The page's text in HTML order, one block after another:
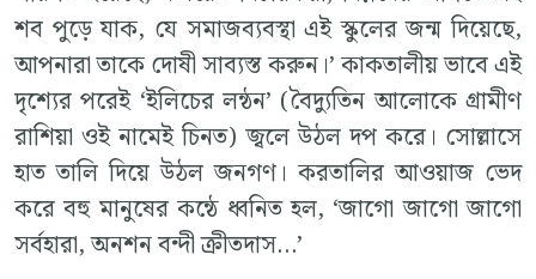
শব পুড়ে যাক, যে সমাজব্যবস্থা এই স্কুলের জন্ম দিয়েছে,
আপনারা তাকে দোষী সাব্যস্ত করুন।’ কাকতালীয় ভাবে এই
দৃশ্যের পরেই ‘ইলিচের লন্ঠন’ (বৈদ্যুতিন আলোকে গ্রামীণ
রাশিয়া ওই নামেই চিনত) জ্বলে উঠল দপ করে। সোল্লাসে
হাত তালি দিয়ে উঠল জনগণ। করতালির আওয়াজ ভেদ
করে বহু মানুষের কন্ঠে ধ্বনিত হল, ‘জাগো জাগো জাগো
সর্বহারা, অনশন বন্দী ক্রীতদাস…’